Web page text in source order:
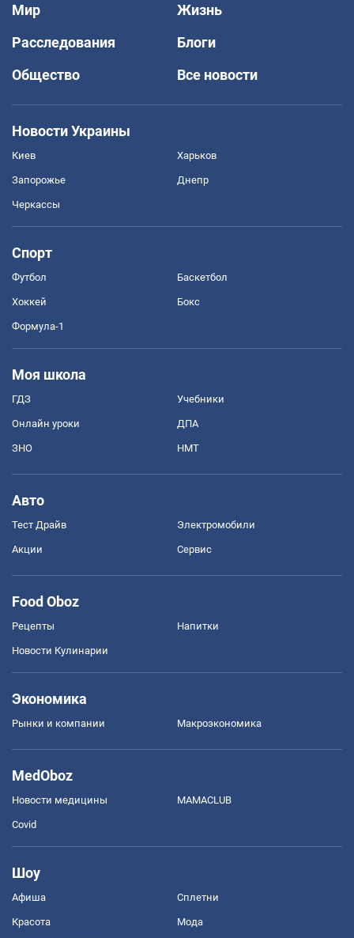
Мир
Жизнь
Расследования
Блоги
Общество
Все новости
Новости Украины
Киев Харьков
Запорожье Днепр
Черкассы
Спорт
Футбол Баскетбол
Хоккей Бокс
Формула-1
Моя школа
ГДЗ Учебники
Онлайн уроки ДПА
ЗНО НМТ
Авто
Тест Драйв Электромобили
Акции Сервис
Food Oboz
Рецепты Напитки
Новости Кулинарии
Экономика
Рынки и компании Mакроэкономика
MedOboz
Новости медицины MAMACLUB
Covid
Шоу
Афиша Сплетни
Красота Мода